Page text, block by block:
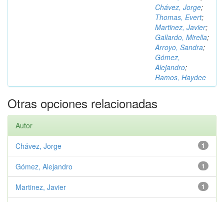
Chávez, Jorge;
Thomas, Evert;
Martinez, Javier;
Gallardo, Mirella;
Arroyo, Sandra;
Gómez,
Alejandro;
Ramos, Haydee
Otras opciones relacionadas
Autor
1
Chávez, Jorge
1
Gómez, Alejandro
1
Martinez, Javier